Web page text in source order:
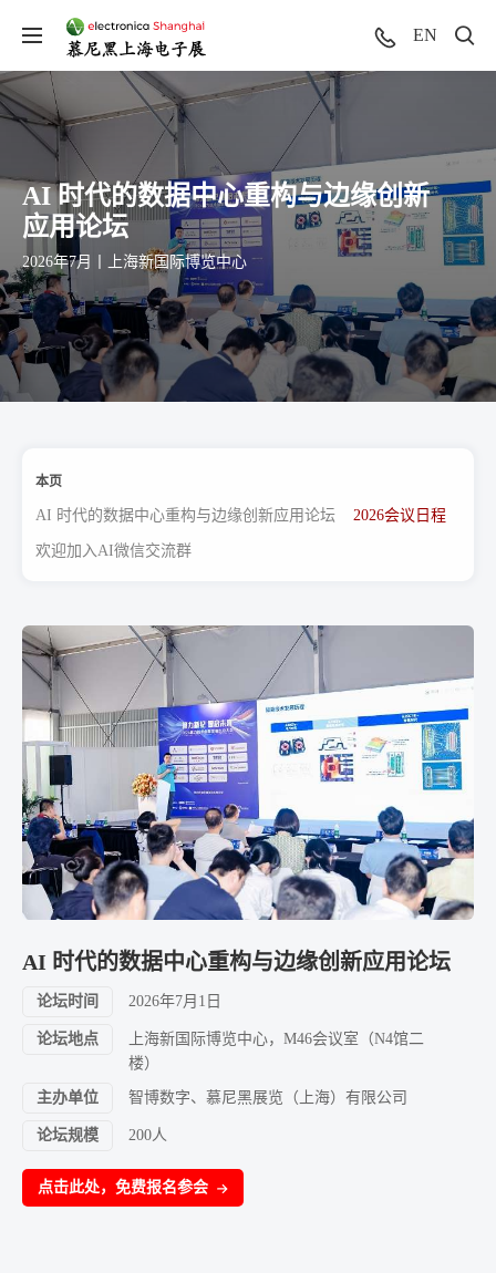
EN
AI 时代的数据中心重构与边缘创新
应用论坛
2026年7月丨上海新国际博览中心
本页
AI 时代的数据中心重构与边缘创新应用论坛 2026会议日程
欢迎加入AI微信交流群
AI 时代的数据中心重构与边缘创新应用论坛
论坛时间 2026年7月1日
论坛地点
上海新国际博览中心，M46会议室（N4馆二
楼）
主办单位 智博数字、慕尼黑展览（上海）有限公司
论坛规模 200人
点击此处，免费报名参会